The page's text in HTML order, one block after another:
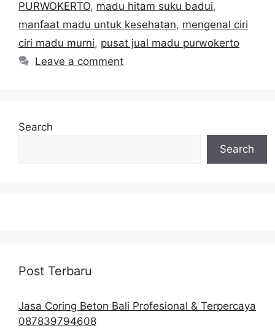
PURWOKERTO, madu hitam suku badui,
manfaat madu untuk kesehatan, mengenal ciri
ciri madu murni, pusat jual madu purwokerto
Leave a comment
Search
Search
Post Terbaru
Jasa Coring Beton Bali Profesional & Terpercaya
087839794608